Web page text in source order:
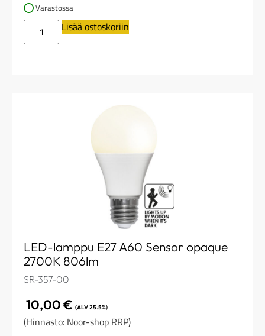
Varastossa
Lisää ostoskoriin
LED-lamppu E27 A60 Sensor opaque
2700K 806lm
SR-357-00
10,00€ (ALV 25.5%)
(Hinnasto: Noor-shop RRP)